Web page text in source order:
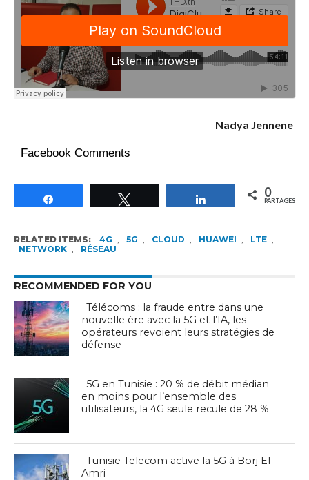
Nadya Jennene
Facebook Comments
Partagez 0
PARTAGES
RELATED ITEMS: 4G 5G CLOUD HUAWEI LTE
NETWORK
RÉSEAU
RECOMMENDED FOR YOU
Télécoms : la fraude entre dans une
nouvelle ère avec la 5G et l’IA, les
opérateurs revoient leurs stratégies de
défense
5G en Tunisie : 20 % de débit médian
en moins pour l’ensemble des
utilisateurs, la 4G seule recule de 28 %
Tunisie Telecom active la 5G à Borj El
Amri